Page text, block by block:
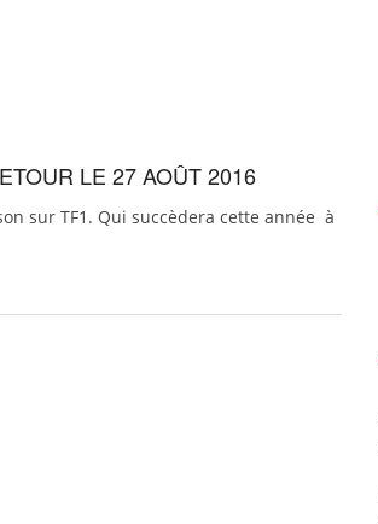
LE 27 AOÛT 2016
sur TF1. Qui succèdera cette année à